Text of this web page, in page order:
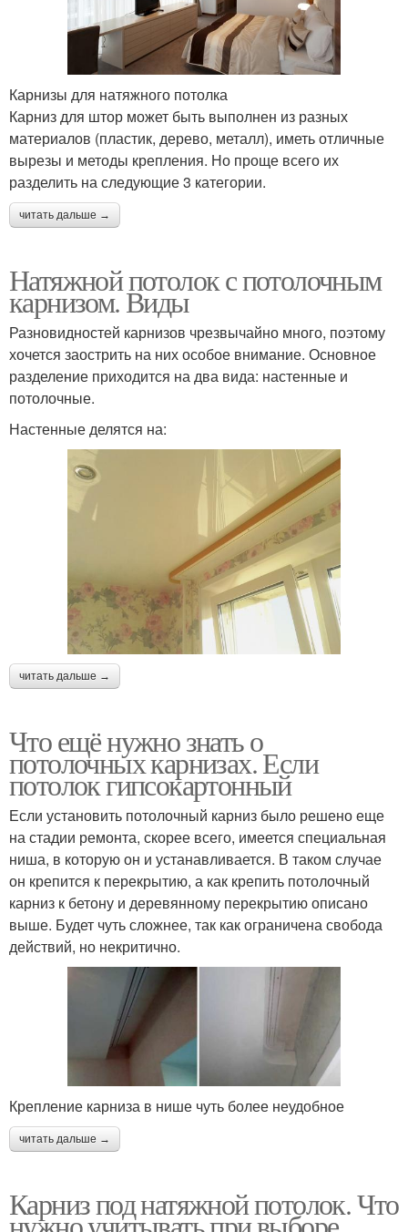
Карнизы для натяжного потолка
Карниз для штор может быть выполнен из разных
материалов (пластик, дерево, металл), иметь отличные
вырезы и методы крепления. Но проще всего их
разделить на следующие 3 категории.
читать дальше →
Натяжной потолок с потолочным
карнизом. Виды
Разновидностей карнизов чрезвычайно много, поэтому
хочется заострить на них особое внимание. Основное
разделение приходится на два вида: настенные и
потолочные.
Настенные делятся на:
читать дальше →
Что ещё нужно знать о
потолочных карнизах. Если
потолок гипсокартонный
Если установить потолочный карниз было решено еще
на стадии ремонта, скорее всего, имеется специальная
ниша, в которую он и устанавливается. В таком случае
он крепится к перекрытию, а как крепить потолочный
карниз к бетону и деревянному перекрытию описано
выше. Будет чуть сложнее, так как ограничена свобода
действий, но некритично.
Крепление карниза в нише чуть более неудобное
читать дальше →
Карниз под натяжной потолок. Что